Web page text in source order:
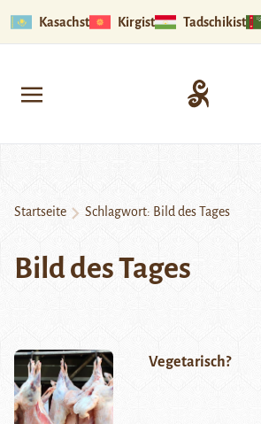
Kasachstan Kirgistan Tadschikistan
Startseite Schlagwort: Bild des Tages
Bild des Tages
Vegetarisch?